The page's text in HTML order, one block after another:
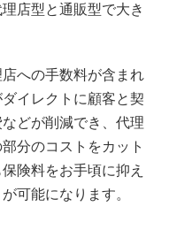
店型と通販型で大き
への手数料が含まれ
イレクトに顧客と契
どが削減でき、代理
分のコストをカット
険料をお手頃に抑え
可能になります。